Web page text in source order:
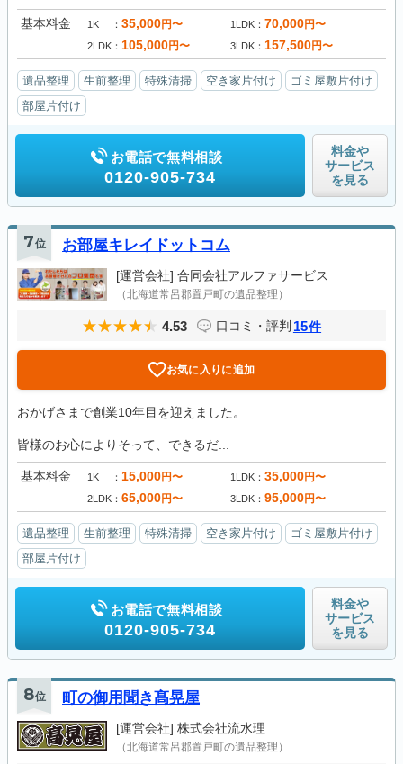
基本料金 1K 35,000円〜 1LDK 70,000円〜
2LDK 105,000円〜 3LDK 157,500円〜
遺品整理 生前整理 特殊清掃 空き家片付け
ゴミ屋敷片付け
部屋片付け
お電話で無料相談
0120-905-734
料金や
サービス
を見る
7位 お部屋キレイドットコム
[運営会社] 合同会社アルファサービス
（北海道常呂郡置戸町の遺品整理）
4.53 口コミ・評判 15件
お気に入りに追加
おかげさまで創業10年目を迎えました。
皆様のお心によりそって、できるだ...
基本料金 1K 15,000円〜 1LDK 35,000円〜
2LDK 65,000円〜 3LDK 95,000円〜
遺品整理 生前整理 特殊清掃 空き家片付け
ゴミ屋敷片付け
部屋片付け
お電話で無料相談
0120-905-734
料金や
サービス
を見る
8位 町の御用聞き髙晃屋
[運営会社] 株式会社流水理
（北海道常呂郡置戸町の遺品整理）